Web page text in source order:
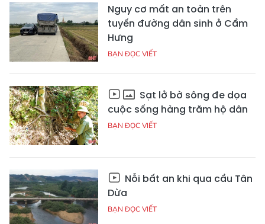
Nguy cơ mất an toàn trên
tuyến đường dân sinh ở Cẩm
Hưng
BẠN ĐỌC VIẾT
Sạt lở bờ sông đe dọa
cuộc sống hàng trăm hộ dân
BẠN ĐỌC VIẾT
Nỗi bất an khi qua cầu Tân
Dừa
BẠN ĐỌC VIẾT